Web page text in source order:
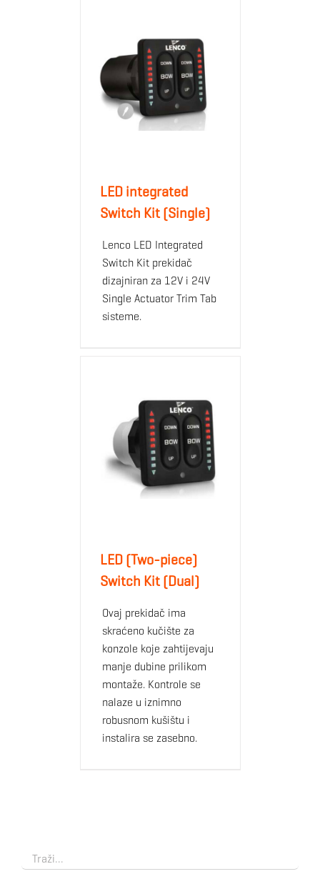
LED integrated
Switch Kit (Single)
Lenco LED Integrated
Switch Kit prekidač
dizajniran za 12V i 24V
Single Actuator Trim Tab
sisteme.
LED (Two-piece)
Switch Kit (Dual)
Ovaj prekidač ima
skraćeno kučište za
konzole koje zahtijevaju
manje dubine prilikom
montaže. Kontrole se
nalaze u iznimno
robusnom kušištu i
instalira se zasebno.